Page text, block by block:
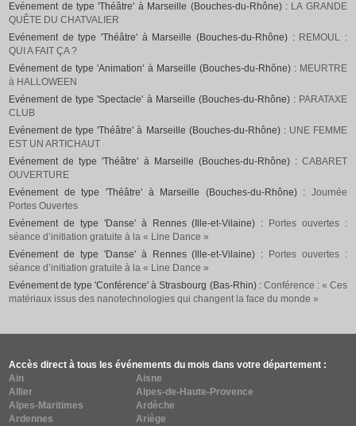
Evénement de type 'Théâtre' à Marseille (Bouches-du-Rhône) : LA GRANDE
QUÊTE DU CHATVALIER
Evénement de type 'Théâtre' à Marseille (Bouches-du-Rhône) : REMOUL :
QUI A FAIT ÇA ?
Evénement de type 'Animation' à Marseille (Bouches-du-Rhône) : MEURTRE
à HALLOWEEN
Evénement de type 'Spectacle' à Marseille (Bouches-du-Rhône) : PARATAXE
CLUB
Evénement de type 'Théâtre' à Marseille (Bouches-du-Rhône) : UNE FEMME
EST UN ARTICHAUT
Evénement de type 'Théâtre' à Marseille (Bouches-du-Rhône) : CABARET
OUVERTURE
Evénement de type 'Théâtre' à Marseille (Bouches-du-Rhône) : Journée
Portes Ouvertes
Evénement de type 'Danse' à Rennes (Ille-et-Vilaine) :
Portes ouvertes :
séance d’initiation gratuite à la « Line Dance »
Evénement de type 'Danse' à Rennes (Ille-et-Vilaine) :
Portes ouvertes :
séance d’initiation gratuite à la « Line Dance »
Evénement de type 'Conférence' à Strasbourg (Bas-Rhin) : Conférence : « Ces
matériaux issus des nanotechnologies qui changent la face du monde »
Accès direct à tous les événements du mois dans votre département :
Ain
Aisne
Allier
Alpes-de-Haute-Provence
Alpes-Maritimes
Ardèche
Ardennes
Ariège